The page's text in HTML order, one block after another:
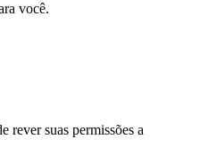
você.
rever suas permissões a